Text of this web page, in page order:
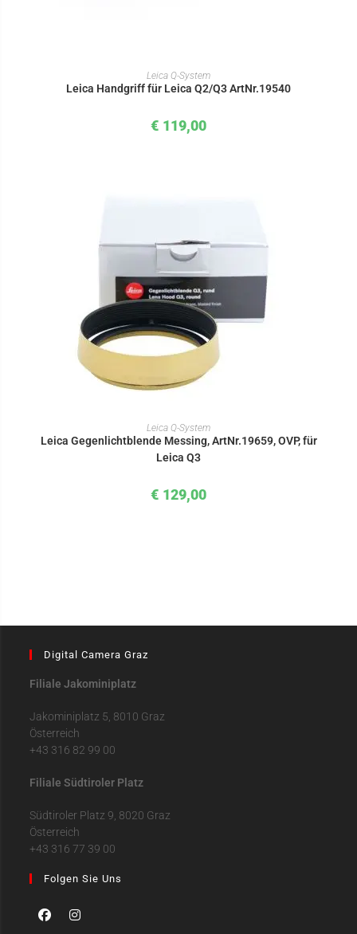
IN DEN WARENKORB
Leica Q-System
Leica Handgriff für Leica Q2/Q3 ArtNr.19540
€ 119,00
IN DEN WARENKORB
Leica Q-System
Leica Gegenlichtblende Messing, ArtNr.19659, OVP, für
Leica Q3
€ 129,00
Digital Camera Graz
Filiale Jakominiplatz
Jakominiplatz 5, 8010 Graz
Österreich
+43 316 82 99 00
Filiale Südtiroler Platz
Südtiroler Platz 9, 8020 Graz
Österreich
+43 316 77 39 00
Folgen Sie Uns